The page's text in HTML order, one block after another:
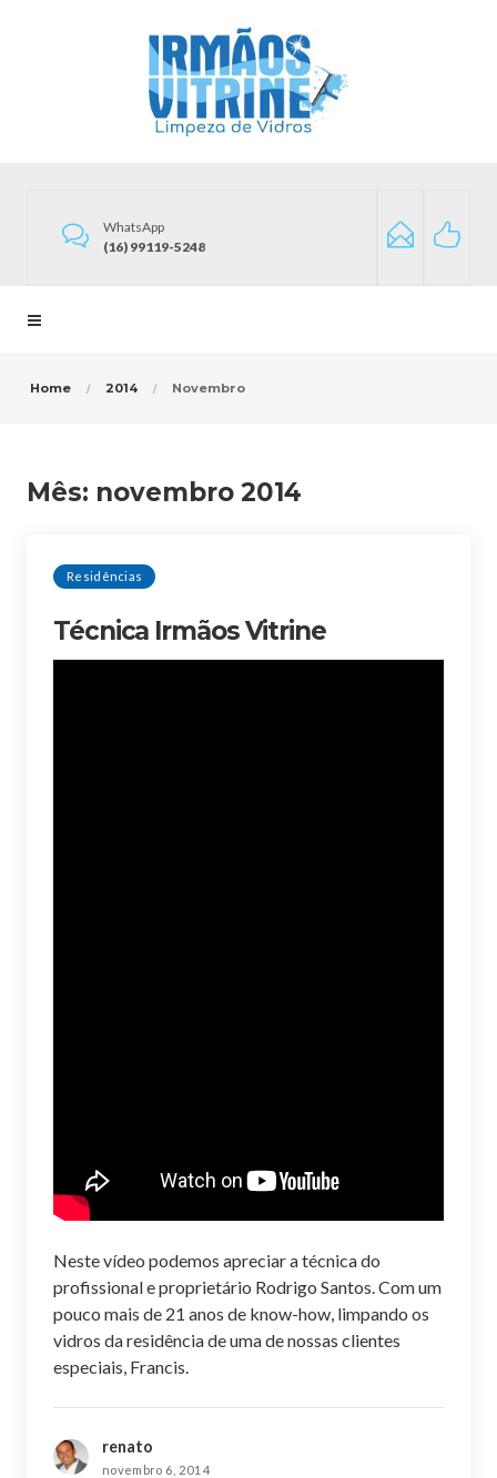
WhatsApp
(16) 99119-5248
Home 2014 Novembro
Mês: novembro 2014
Residências
Técnica Irmãos Vitrine
Neste vídeo podemos apreciar a técnica do
profissional e proprietário Rodrigo Santos. Com um
pouco mais de 21 anos de know-how, limpando os
vidros da residência de uma de nossas clientes
especiais, Francis.
renato
novembro 6, 2014